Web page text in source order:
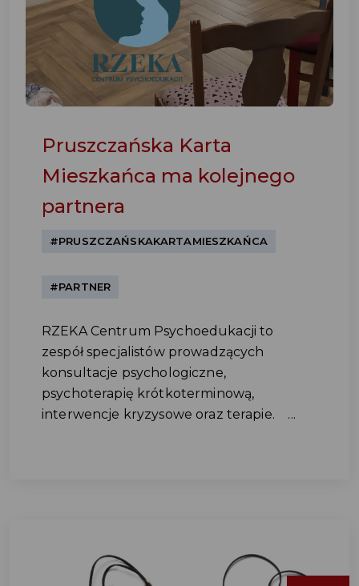
Pruszczańska Karta
Mieszkańca ma kolejnego
partnera
#PRUSZCZAŃSKAKARTAMIESZKAŃCA
#PARTNER
RZEKA Centrum Psychoedukacji to
zespół specjalistów prowadzących
konsultacje psychologiczne,
psychoterapię krótkoterminową,
interwencje kryzysowe oraz terapie. ...